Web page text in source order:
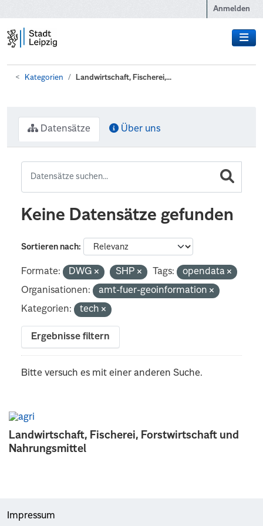
Anmelden
Kategorien Landwirtschaft, Fischerei,...
Landwirtschaft, Fischerei, Forstwirtschaft und
Nahrungsmittel
Datensätze Über uns
Keine Datensätze gefunden
Sortieren nach
Formate: DWG SHP Tags:
opendata
Organisationen:
amt-fuer-geoinformation
Kategorien:
tech
Ergebnisse filtern
Bitte versuch es mit einer anderen Suche.
Impressum